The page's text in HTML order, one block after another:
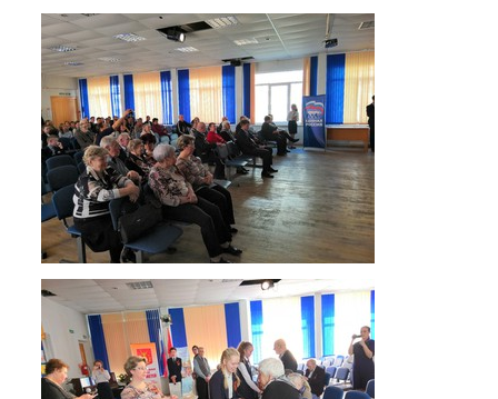
Инновационная деятельность
Центр цифрового образования
"ИнфинITи"
О Центре
Новости
Направления и программы
Документы
Педагоги
Расписание
Мероприятия